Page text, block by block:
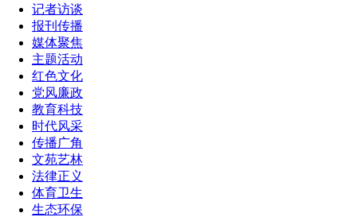
记者访谈
报刊传播
媒体聚焦
主题活动
红色文化
党风廉政
教育科技
时代风采
传播广角
文苑艺林
法律正义
体育卫生
生态环保